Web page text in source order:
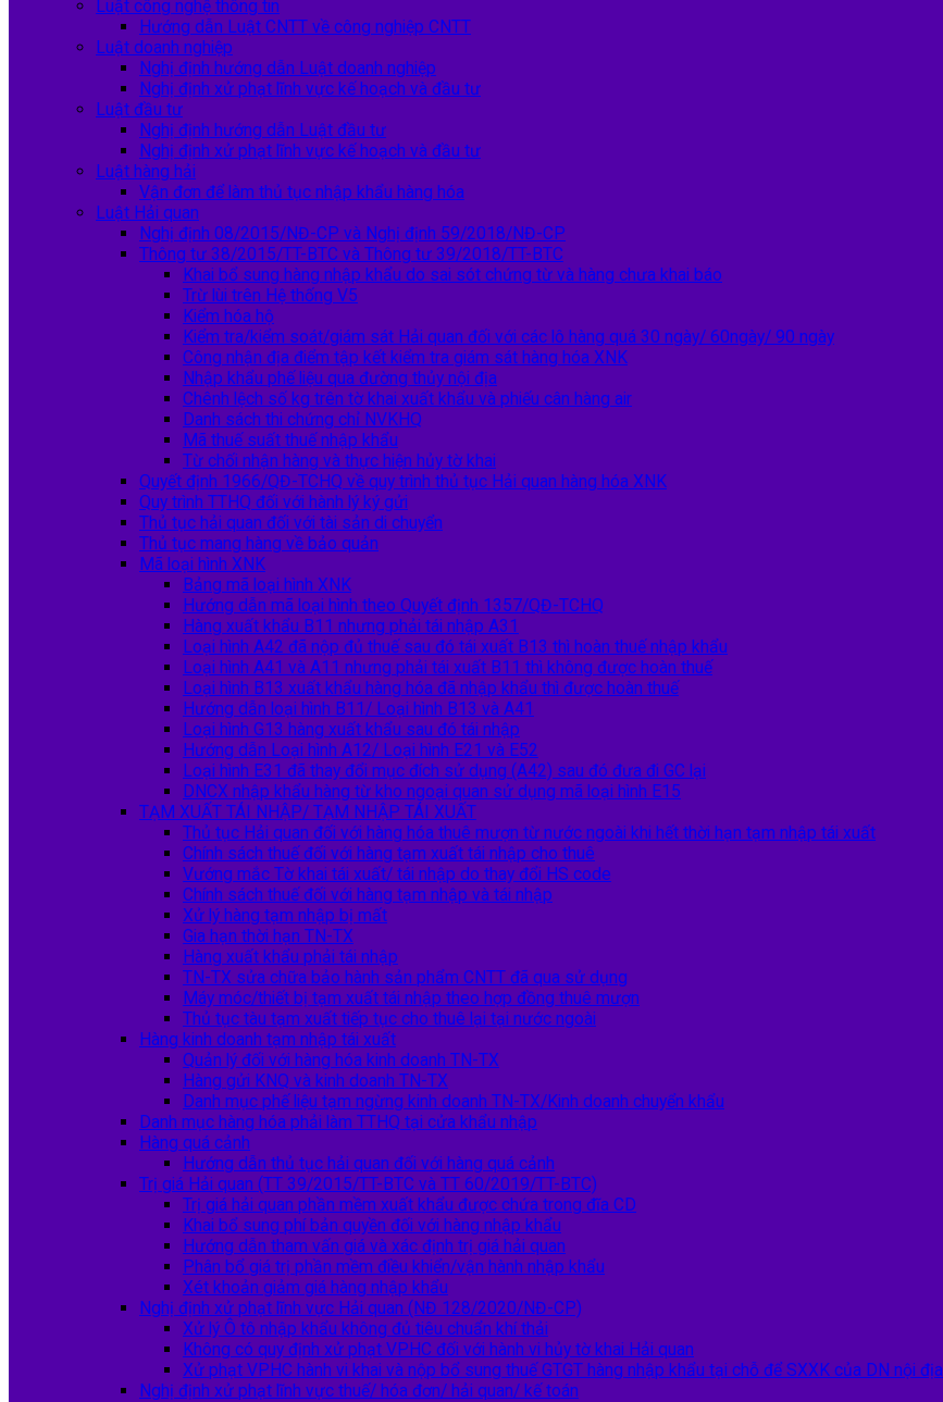
Luật công nghệ thông tin
Hướng dẫn Luật CNTT về công nghiệp CNTT
Luật doanh nghiệp
Nghị định hướng dẫn Luật doanh nghiệp
Nghị định xử phạt lĩnh vực kế hoạch và đầu tư
Luật đầu tư
Nghị định hướng dẫn Luật đầu tư
Nghị định xử phạt lĩnh vực kế hoạch và đầu tư
Luật hàng hải
Vận đơn để làm thủ tục nhập khẩu hàng hóa
Luật Hải quan
Nghị định 08/2015/NĐ-CP và Nghị định 59/2018/NĐ-CP
Thông tư 38/2015/TT-BTC và Thông tư 39/2018/TT-BTC
Khai bổ sung hàng nhập khẩu do sai sót chứng từ và hàng chưa khai báo
Trừ lùi trên Hệ thống V5
Kiểm hóa hộ
Kiểm tra/kiểm soát/giám sát Hải quan đối với các lô hàng quá 30 ngày/ 60ngày/ 90 ngày
Công nhận địa điểm tập kết kiểm tra giám sát hàng hóa XNK
Nhập khẩu phế liệu qua đường thủy nội địa
Chênh lệch số kg trên tờ khai xuất khẩu và phiếu cân hàng air
Danh sách thi chứng chỉ NVKHQ
Mã thuế suất thuế nhập khẩu
Từ chối nhận hàng và thực hiện hủy tờ khai
Quyết định 1966/QĐ-TCHQ về quy trình thủ tục Hải quan hàng hóa XNK
Quy trình TTHQ đối với hành lý ký gửi
Thủ tục hải quan đối với tài sản di chuyển
Thủ tục mang hàng về bảo quản
Mã loại hình XNK
Bảng mã loại hình XNK
Hướng dẫn mã loại hình theo Quyết định 1357/QĐ-TCHQ
Hàng xuất khẩu B11 nhưng phải tái nhập A31
Loại hình A42 đã nộp đủ thuế sau đó tái xuất B13 thì hoàn thuế nhập khẩu
Loại hình A41 và A11 nhưng phải tái xuất B11 thì không được hoàn thuế
Loại hình B13 xuất khẩu hàng hóa đã nhập khẩu thì được hoàn thuế
Hướng dẫn loại hình B11/ Loại hình B13 và A41
Loại hình G13 hàng xuất khẩu sau đó tái nhập
Hướng dẫn Loại hình A12/ Loại hình E21 và E52
Loại hình E31 đã thay đổi mục đích sử dụng (A42) sau đó đưa đi GC lại
DNCX nhập khẩu hàng từ kho ngoại quan sử dụng mã loại hình E15
TẠM XUẤT TÁI NHẬP/ TẠM NHẬP TÁI XUẤT
Thủ tục Hải quan đối với hàng hóa thuê mượn từ nước ngoài khi hết thời hạn tạm nhập tái xuất
Chính sách thuế đối với hàng tạm xuất tái nhập cho thuê
Vướng mắc Tờ khai tái xuất/ tái nhập do thay đổi HS code
Chính sách thuế đối với hàng tạm nhập và tái nhập
Xử lý hàng tạm nhập bị mất
Gia hạn thời hạn TN-TX
Hàng xuất khẩu phải tái nhập
TN-TX sửa chữa bảo hành sản phẩm CNTT đã qua sử dụng
Máy móc/thiết bị tạm xuất tái nhập theo hợp đồng thuê mượn
Thủ tục tàu tạm xuất tiếp tục cho thuê lại tại nước ngoài
Hàng kinh doanh tạm nhập tái xuất
Quản lý đối với hàng hóa kinh doanh TN-TX
Hàng gửi KNQ và kinh doanh TN-TX
Danh mục phế liệu tạm ngừng kinh doanh TN-TX/Kinh doanh chuyển khẩu
Danh mục hàng hóa phải làm TTHQ tại cửa khẩu nhập
Hàng quá cảnh
Hướng dẫn thủ tục hải quan đối với hàng quá cảnh
Trị giá Hải quan (TT 39/2015/TT-BTC và TT 60/2019/TT-BTC)
Trị giá hải quan phần mềm xuất khẩu được chứa trong đĩa CD
Khai bổ sung phí bản quyền đối với hàng nhập khẩu
Hướng dẫn tham vấn giá và xác định trị giá hải quan
Phân bổ giá trị phần mềm điều khiển/vận hành nhập khẩu
Xét khoản giảm giá hàng nhập khẩu
Nghị định xử phạt lĩnh vực Hải quan (NĐ 128/2020/NĐ-CP)
Xử lý Ô tô nhập khẩu không đủ tiêu chuẩn khí thải
Không có quy định xử phạt VPHC đối với hành vi hủy tờ khai Hải quan
Xử phạt VPHC hành vi khai và nộp bổ sung thuế GTGT hàng nhập khẩu tại chỗ để SXXK của DN nội địa
Nghị định xử phạt lĩnh vực thuế/ hóa đơn/ hải quan/ kế toán